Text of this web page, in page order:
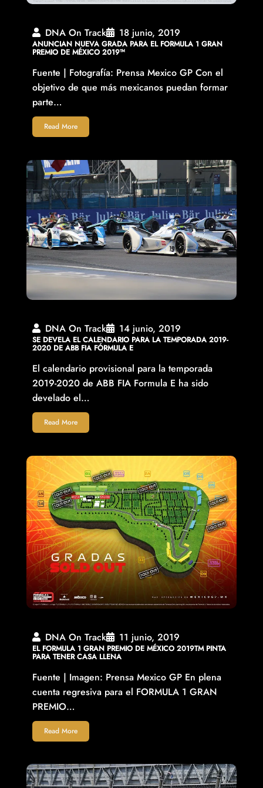
DNA On Track 18 junio, 2019
ANUNCIAN NUEVA GRADA PARA EL FORMULA 1 GRAN
PREMIO DE MÉXICO 2019™
Fuente | Fotografía: Prensa Mexico GP Con el
objetivo de que más mexicanos puedan formar
parte…
Read More
DNA On Track 14 junio, 2019
SE DEVELA EL CALENDARIO PARA LA TEMPORADA 2019-
2020 DE ABB FIA FÓRMULA E
El calendario provisional para la temporada
2019-2020 de ABB FIA Formula E ha sido
develado el…
Read More
DNA On Track 11 junio, 2019
EL FORMULA 1 GRAN PREMIO DE MÉXICO 2019TM PINTA
PARA TENER CASA LLENA
Fuente | Imagen: Prensa Mexico GP En plena
cuenta regresiva para el FORMULA 1 GRAN
PREMIO…
Read More